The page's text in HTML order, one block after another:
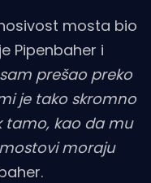
mosta bio
Pipenbaher i
prešao preko
je tako skromno
tamo, kao da mu
moraju